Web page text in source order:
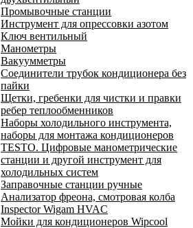
Промывочные станции
Инструмент для опрессовки азотом
Ключ вентильный
Манометры
Вакуумметры
Соединители трубок кондиционера без
пайки
Щетки, гребенки для чистки и правки
ребер теплообменников
Наборы холодильного инструмента,
наборы для монтажа кондиционеров
TESTO. Цифровые манометрические
станции и другой инструмент для
холодильных систем
Заправочные станции ручные
Анализатор фреона, смотровая колба
Inspector Wigam HVAC
Мойки для кондиционеров Wipcool